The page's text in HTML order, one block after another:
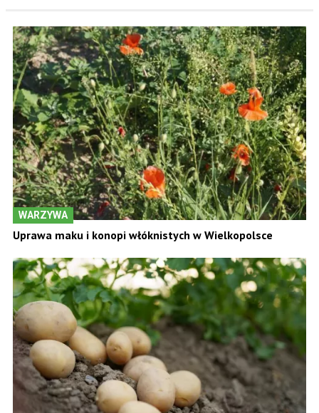
WARZYWA
Uprawa maku i konopi włóknistych w Wielkopolsce